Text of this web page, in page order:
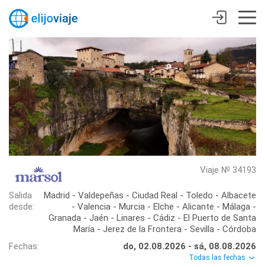
Viaje № 34193
Salida
desde:
Madrid - Valdepeñas - Ciudad Real - Toledo - Albacete
- Valencia - Murcia - Elche - Alicante - Málaga -
Granada - Jaén - Linares - Cádiz - El Puerto de Santa
María - Jerez de la Frontera - Sevilla - Córdoba
Fechas:
do, 02.08.2026 - sá, 08.08.2026
Todas las fechas